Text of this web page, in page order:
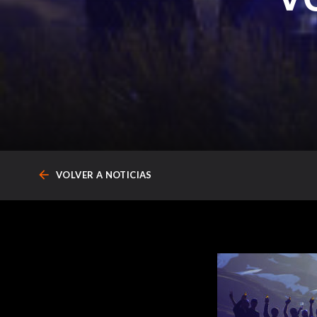
arrow_back VOLVER A NOTICIAS